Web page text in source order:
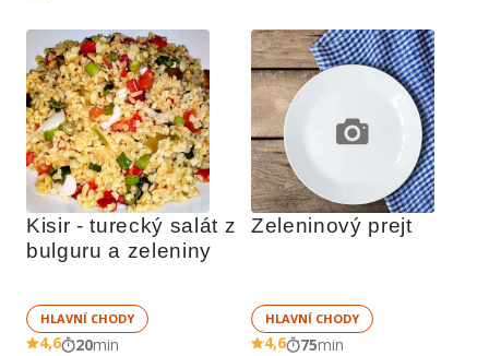
Kisir - turecký salát z
bulguru a zeleniny
HLAVNÍ CHODY
4,6 20min
Zeleninový prejt
HLAVNÍ CHODY
4,6 75min